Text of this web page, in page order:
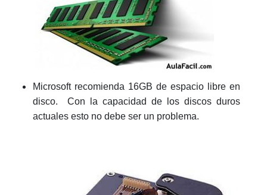
Microsoft recomienda 16GB de espacio libre en
disco. Con la capacidad de los discos duros
actuales esto no debe ser un problema.